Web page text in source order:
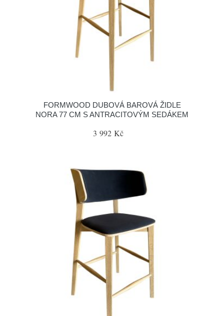
FORMWOOD DUBOVÁ BAROVÁ ŽIDLE
NORA 77 CM S ANTRACITOVÝM SEDÁKEM
3 992 Kč